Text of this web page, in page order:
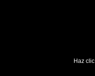
Haz clic